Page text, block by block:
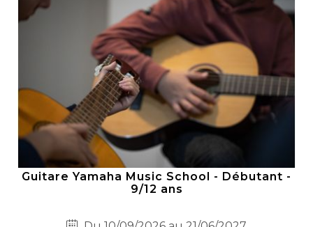
Guitare Yamaha Music School - Débutant -
9/12 ans